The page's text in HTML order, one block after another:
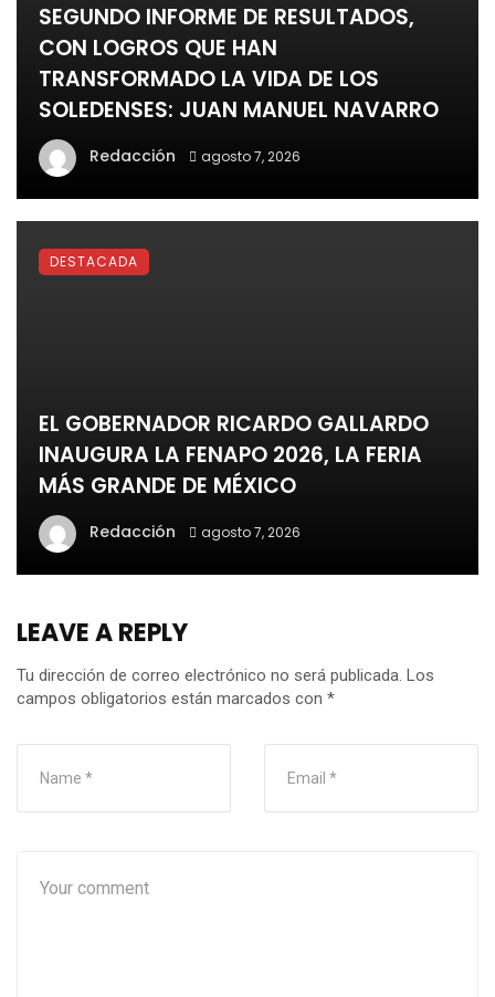
SEGUNDO INFORME DE RESULTADOS,
CON LOGROS QUE HAN
TRANSFORMADO LA VIDA DE LOS
SOLEDENSES: JUAN MANUEL NAVARRO
Redacción agosto 7, 2026
EL GOBERNADOR RICARDO GALLARDO
INAUGURA LA FENAPO 2026, LA FERIA
MÁS GRANDE DE MÉXICO
Redacción agosto 7, 2026
DESTACADA
LEAVE A REPLY
Tu dirección de correo electrónico no será publicada. Los
campos obligatorios están marcados con *